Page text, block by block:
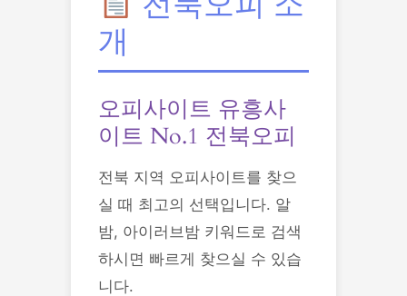
개
오피사이트 유흥사
이트 No.1 전북오피
전북 지역 오피사이트를 찾으
실 때 최고의 선택입니다. 알
밤, 아이러브밤 키워드로 검색
하시면 빠르게 찾으실 수 있습
니다.